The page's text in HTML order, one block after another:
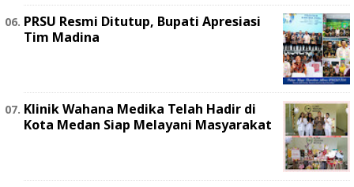
PRSU Resmi Ditutup, Bupati Apresiasi
Tim Madina
Klinik Wahana Medika Telah Hadir di
Kota Medan Siap Melayani Masyarakat